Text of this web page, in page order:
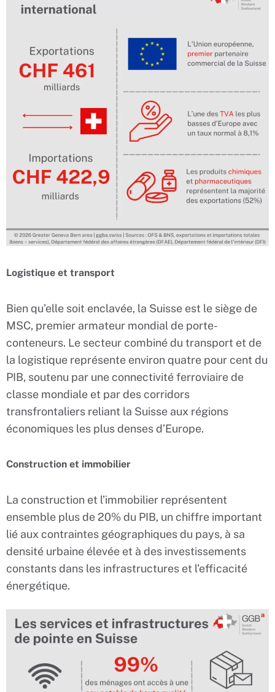
Logistique et transport
Bien qu’elle soit enclavée, la Suisse est le siège de
MSC, premier armateur mondial de porte-
conteneurs. Le secteur combiné du transport et de
la logistique représente environ quatre pour cent du
PIB, soutenu par une connectivité ferroviaire de
classe mondiale et par des corridors
transfrontaliers reliant la Suisse aux régions
économiques les plus denses d’Europe.
Construction et immobilier
La construction et l’immobilier représentent
ensemble plus de 20% du PIB, un chiffre important
lié aux contraintes géographiques du pays, à sa
densité urbaine élevée et à des investissements
constants dans les infrastructures et l’efficacité
énergétique.